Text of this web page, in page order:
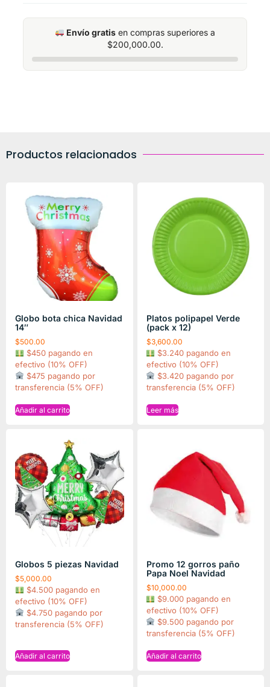
Envío gratis en compras superiores a
$200,000.00.
Productos relacionados
Globo bota chica Navidad
14″
$500.00
$450 pagando en
efectivo (10% OFF)
$475 pagando por
transferencia (5% OFF)
Añadir al carrito
Platos polipapel Verde
(pack x 12)
$3,600.00
$3.240 pagando en
efectivo (10% OFF)
$3.420 pagando por
transferencia (5% OFF)
Leer más
Globos 5 piezas Navidad
$5,000.00
$4.500 pagando en
efectivo (10% OFF)
$4.750 pagando por
transferencia (5% OFF)
Añadir al carrito
Promo 12 gorros paño
Papa Noel Navidad
$10,000.00
$9.000 pagando en
efectivo (10% OFF)
$9.500 pagando por
transferencia (5% OFF)
Añadir al carrito